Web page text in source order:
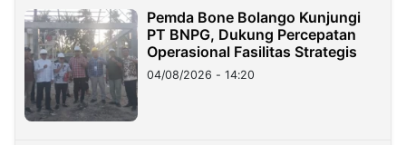
Pemda Bone Bolango Kunjungi
PT BNPG, Dukung Percepatan
Operasional Fasilitas Strategis
04/08/2026 - 14:20